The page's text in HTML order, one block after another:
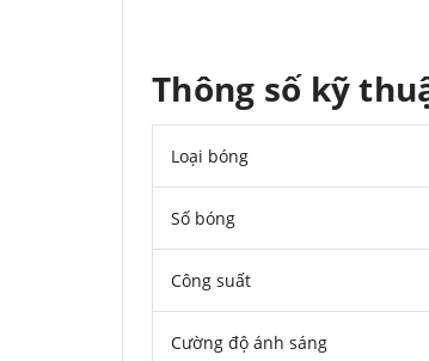
Thông số kỹ
Loại bóng
Số bóng
Công suất
Cường độ ánh sáng